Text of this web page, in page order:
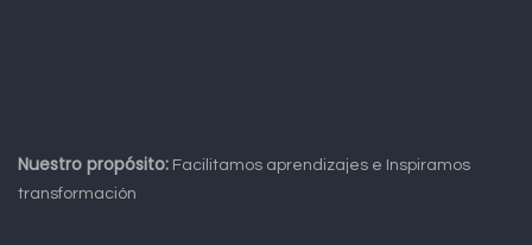
Nuestro propósito: Facilitamos aprendizajes e Inspiramos
transformación